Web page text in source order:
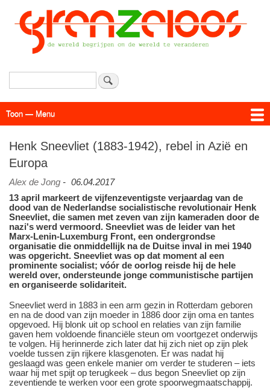
Overslaan
en
naar
de
Zoeken
Menu
Toon — Menu
Henk Sneevliet (1883-1942), rebel in Azië en
Europa
Alex de Jong - 06.04.2017
13 april markeert de vijfenzeventigste verjaardag van de
dood van de Nederlandse socialistische revolutionair Henk
Sneevliet, die samen met zeven van zijn kameraden door de
nazi's werd vermoord. Sneevliet was de leider van het
Marx-Lenin-Luxemburg Front, een ondergrondse
organisatie die onmiddellijk na de Duitse inval in mei 1940
was opgericht. Sneevliet was op dat moment al een
prominente socialist; vóór de oorlog reisde hij de hele
wereld over, ondersteunde jonge communistische partijen
en organiseerde solidariteit.
Sneevliet werd in 1883 in een arm gezin in Rotterdam geboren
en na de dood van zijn moeder in 1886 door zijn oma en tantes
opgevoed. Hij blonk uit op school en relaties van zijn familie
gaven hem voldoende financiële steun om voortgezet onderwijs
te volgen. Hij herinnerde zich later dat hij zich niet op zijn plek
voelde tussen zijn rijkere klasgenoten. Er was nadat hij
geslaagd was geen enkele manier om verder te studeren – iets
waar hij met spijt op terugkeek – dus begon Sneevliet op zijn
zeventiende te werken voor een grote spoorwegmaatschappij.